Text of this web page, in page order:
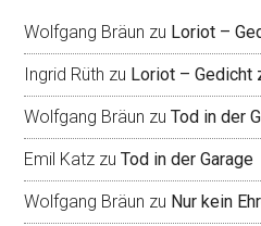
Wolfgang Bräun zu Loriot –
Ingrid Rüth zu Loriot – Gedicht
Wolfgang Bräun zuTod in der
Emil Katz zuTod in der Garage
Wolfgang Bräun zu Nur kein